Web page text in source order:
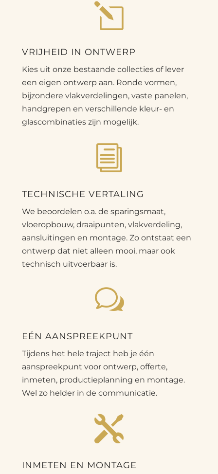
l
VRIJHEID IN ONTWERP
Kies uit onze bestaande collecties of lever
een eigen ontwerp aan. Ronde vormen,
bijzondere vlakverdelingen, vaste panelen,
handgrepen en verschillende kleur- en
glascombinaties zijn mogelijk.
i
TECHNISCHE VERTALING
We beoordelen o.a. de sparingsmaat,
vloeropbouw, draaipunten, vlakverdeling,
aansluitingen en montage. Zo ontstaat een
ontwerp dat niet alleen mooi, maar ook
technisch uitvoerbaar is.
w
EÉN AANSPREEKPUNT
Tijdens het hele traject heb je één
aanspreekpunt voor ontwerp, offerte,
inmeten, productieplanning en montage.
Wel zo helder in de communicatie.

INMETEN EN MONTAGE